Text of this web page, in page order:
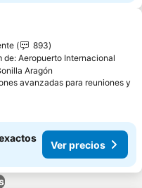
a favoritos
893
de: Aeropuerto Internacional
Aragón
avanzadas para reuniones y
Ver precios